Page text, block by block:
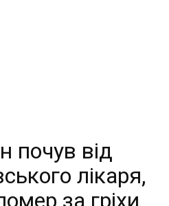
почув від
лікаря,
за гріхи